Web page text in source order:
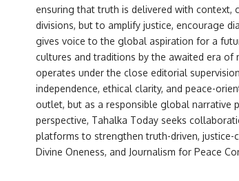
ensuring that truth is delivered with context,
divisions, but to amplify justice, encourage
gives voice to the global aspiration for a
cultures and traditions by the awaited era of
operates under the close editorial
independence, ethical clarity, and peace-
outlet, but as a responsible global narrative
perspective, Tahalka Today seeks
platforms to strengthen truth-driven, justice-
Divine Oneness, and Journalism for Peace